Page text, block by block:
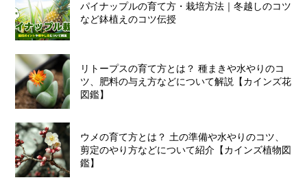
パイナップルの育て方・栽培方法｜冬越しのコツ
など鉢植えのコツ伝授
リトープスの育て方とは？ 種まきや水やりのコ
ツ、肥料の与え方などについて解説【カインズ花
図鑑】
ウメの育て方とは？ 土の準備や水やりのコツ、
剪定のやり方などについて紹介【カインズ植物図
鑑】